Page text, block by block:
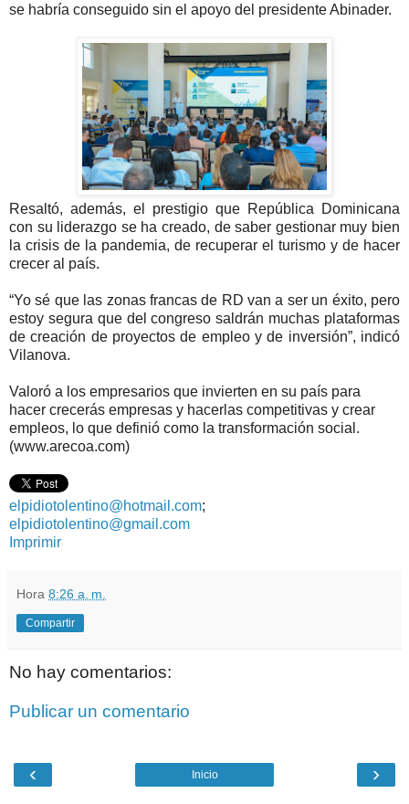
se habría conseguido sin el apoyo del presidente Abinader.
Resaltó, además, el prestigio que República Dominicana
con su liderazgo se ha creado, de saber gestionar muy bien
la crisis de la pandemia, de recuperar el turismo y de hacer
crecer al país.
“Yo sé que las zonas francas de RD van a ser un éxito, pero
estoy segura que del congreso saldrán muchas plataformas
de creación de proyectos de empleo y de inversión”, indicó
Vilanova.
Valoró a los empresarios que invierten en su país para
hacer crecerás empresas y hacerlas competitivas y crear
empleos, lo que definió como la transformación social.
(www.arecoa.com)
elpidiotolentino@hotmail.com;
elpidiotolentino@gmail.com
Imprimir
Hora 8:26 a. m.
Compartir
No hay comentarios:
Publicar un comentario
‹ ›
Inicio